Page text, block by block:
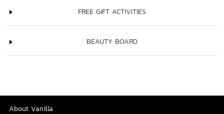
FREE GIFT ACTIVITIES
BEAUTY BOARD
About Vanilla